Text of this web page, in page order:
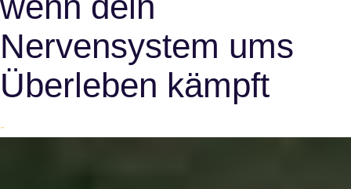
Nervensystem ums
Überleben kämpft
-